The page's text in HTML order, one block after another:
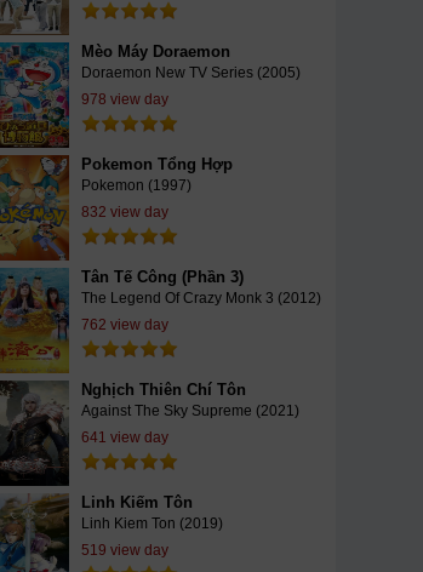
Mèo Máy Doraemon
Doraemon New TV Series (2005)
978 view day
Pokemon Tổng Hợp
Pokemon (1997)
832 view day
Tân Tế Công (Phần 3)
The Legend Of Crazy Monk 3 (2012)
762 view day
Nghịch Thiên Chí Tôn
Against The Sky Supreme (2021)
641 view day
Linh Kiếm Tôn
Linh Kiem Ton (2019)
519 view day